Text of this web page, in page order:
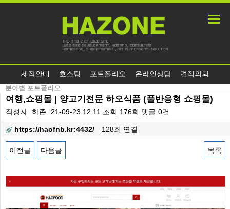
제작안내 호스팅 포트폴리오 온라인상담 견적의뢰
분야별 포트폴리오
여행,쇼핑몰 | 양고기전문 하오식품 (풀반응형 쇼핑몰)
작성자 하존 21-09-23 12:11 조회 176회 댓글 0건
https://haofnb.kr:4432/ 128회 연결
이전글 다음글 목록
본문